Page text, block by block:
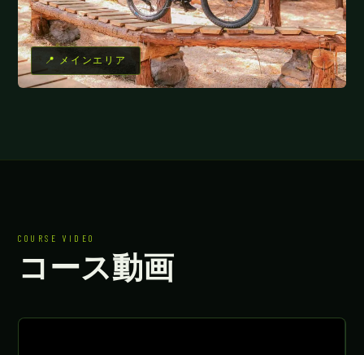
📍 メインエリア
COURSE VIDEO
コース動画